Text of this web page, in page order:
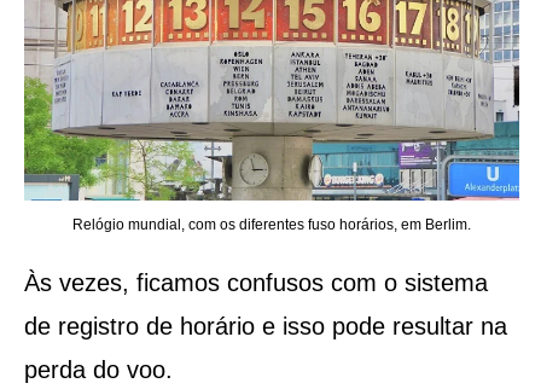
Relógio mundial, com os diferentes fuso horários, em Berlim.
Às vezes, ficamos confusos com o sistema
de registro de horário e isso pode resultar na
perda do voo.